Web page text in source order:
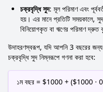
চক্রবৃদ্ধি সুদ: মূল পরিমাণ এবং
হয়। এর মানে প্রতিটি সময়কালে,
বিনিয়োগকৃত বা ঋণের পরিমাণ দ্রুত
উদাহরণস্বরূপ, যদি আপনি 3 বছরের
চক্রবৃদ্ধি সুদ নিম্নরূপে গণনা করা হবে:
১ম বছর = $1000 + ($1000 ·